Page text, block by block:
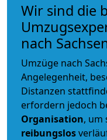
Wir sind die
nach
Umzüge nach
Angelegenheit,
Distanzen
erfordern jedoch
Organisation, um
reibungslos